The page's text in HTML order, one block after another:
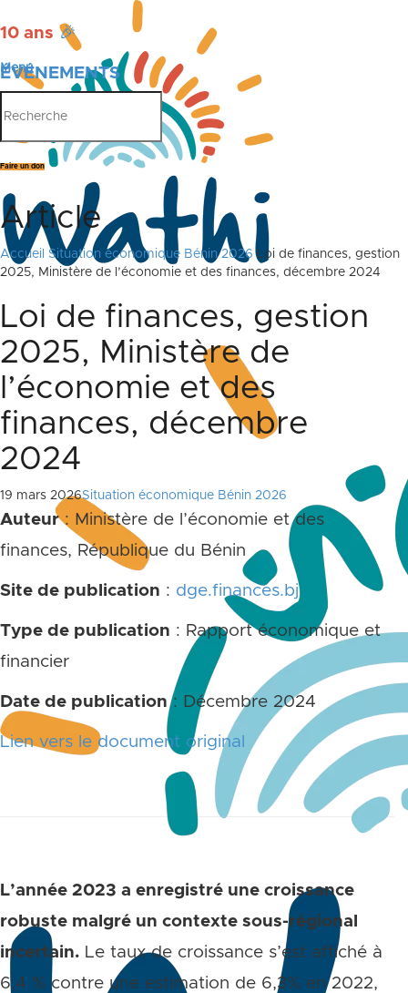
10 ans 🎉
ÉVÉNEMENTS
PUBLICATIONS
Menu
Faire un don
Article
Accueil Situation économique Bénin 2026 Loi de finances, gestion
2025, Ministère de l’économie et des finances, décembre 2024
Loi de finances, gestion
2025, Ministère de
l’économie et des
finances, décembre
2024
19 mars 2026Situation économique Bénin 2026
Auteur: Ministère de l’économie et des
finances, République du Bénin
Site de publication : dge.finances.bj
Type de publication : Rapport économique et
financier
Date de publication: Décembre 2024
Lien vers le document original
L’année 2023 a enregistré une croissance
robuste malgré un contexte sous-régional
incertain. Le taux de croissance s’est affiché à
6,4 % contre une estimation de 6,3% en 2022,